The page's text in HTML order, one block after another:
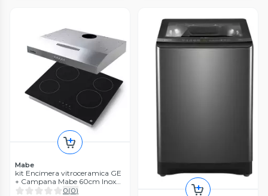
Mabe
kit Encimera vitroceramica GE
+ Campana Mabe 60cm Inox
Cm6045xv0_Pg6040evn0
0(0)